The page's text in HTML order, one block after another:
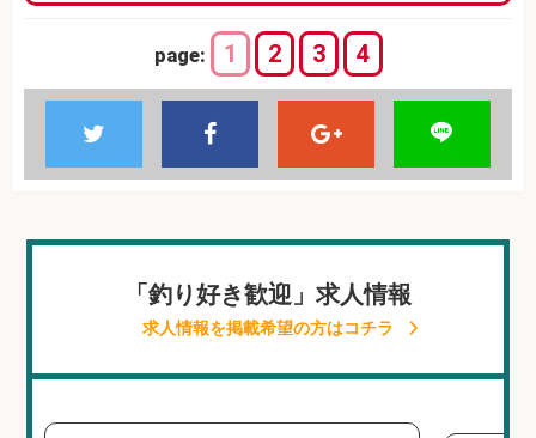
page: 1 2 3 4
「釣り好き歓迎」求人情報
求人情報を掲載希望の方はコチラ